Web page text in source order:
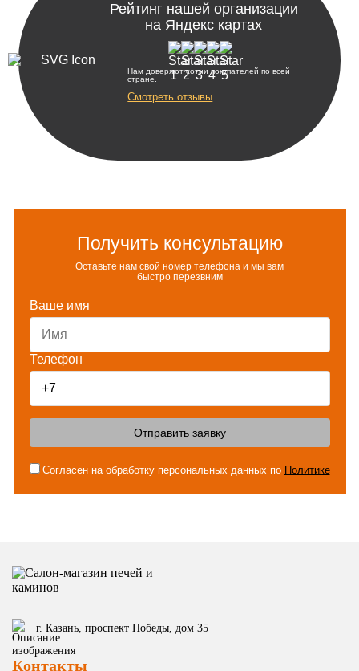
Рейтинг нашей организации
на Яндекс картах
Нам доверяют сотни покупателей по всей
стране.
Смотреть отзывы
Получить консультацию
Оставьте нам свой номер телефона и мы вам
быстро перезвним
Ваше имя
Телефон
Отправить заявку
Согласен на обработку персональных данных по Политике
г. Казань, проспект Победы, дом 35
Контакты